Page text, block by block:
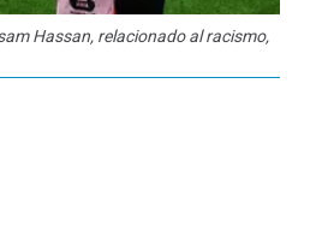
Hassan, relacionado al racismo,